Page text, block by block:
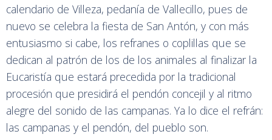
calendario de Villeza, pedanía de Vallecillo, pues de
nuevo se celebra la fiesta de San Antón, y con más
entusiasmo si cabe, los refranes o coplillas que se
dedican al patrón de los de los animales al finalizar la
Eucaristía que estará precedida por la tradicional
procesión que presidirá el pendón concejil y al ritmo
alegre del sonido de las campanas. Ya lo dice el refrán:
las campanas y el pendón, del pueblo son.